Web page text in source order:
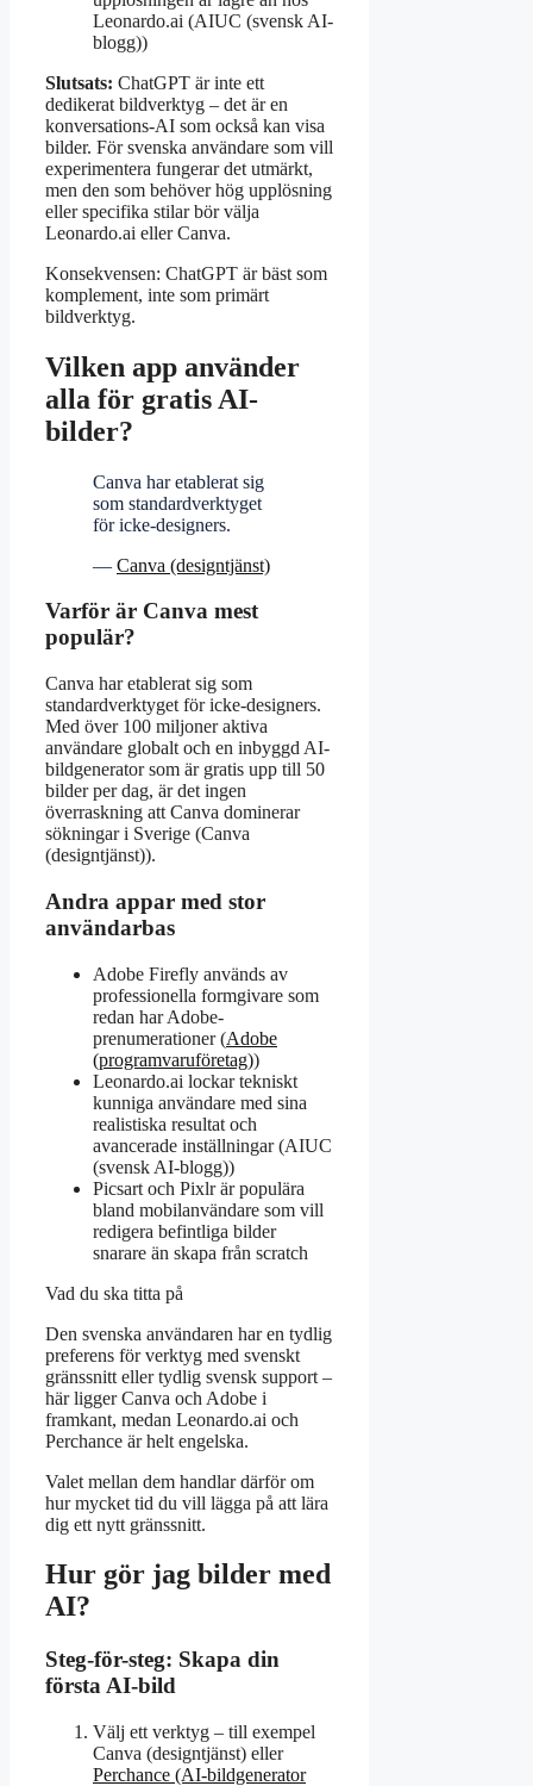
Leonardo.ai (AIUC (svensk AI-
blogg))
Slutsats: ChatGPT är inte ett
dedikerat bildverktyg – det är en
konversations-AI som också kan visa
bilder. För svenska användare som vill
experimentera fungerar det utmärkt,
men den som behöver hög upplösning
eller specifika stilar bör välja
Leonardo.ai eller Canva.
Konsekvensen: ChatGPT är bäst som
komplement, inte som primärt
bildverktyg.
Vilken app använder
alla för gratis AI-
bilder?
Canva har etablerat sig
som standardverktyget
för icke-designers.
— Canva (designtjänst)
Varför är Canva mest
populär?
Canva har etablerat sig som
standardverktyget för icke-designers.
Med över 100 miljoner aktiva
användare globalt och en inbyggd AI-
bildgenerator som är gratis upp till 50
bilder per dag, är det ingen
överraskning att Canva dominerar
sökningar i Sverige (Canva
(designtjänst)).
Andra appar med stor
användarbas
Adobe Firefly används av
professionella formgivare som
redan har Adobe-
prenumerationer (Adobe
(programvaruföretag))
Leonardo.ai lockar tekniskt
kunniga användare med sina
realistiska resultat och
avancerade inställningar (AIUC
(svensk AI-blogg))
Picsart och Pixlr är populära
bland mobilanvändare som vill
redigera befintliga bilder
snarare än skapa från scratch
Vad du ska titta på
Den svenska användaren har en tydlig
preferens för verktyg med svenskt
gränssnitt eller tydlig svensk support –
här ligger Canva och Adobe i
framkant, medan Leonardo.ai och
Perchance är helt engelska.
Valet mellan dem handlar därför om
hur mycket tid du vill lägga på att lära
dig ett nytt gränssnitt.
Hur gör jag bilder med
AI?
Steg-för-steg: Skapa din
första AI-bild
Välj ett verktyg – till exempel
Canva (designtjänst) eller
Perchance (AI-bildgenerator